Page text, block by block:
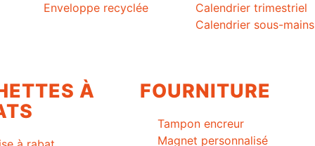
Enveloppe recyclée
Calendrier trimestriel
Calendrier sous-mains
À
FOURNITURE
Tampon encreur
Magnet personnalisé